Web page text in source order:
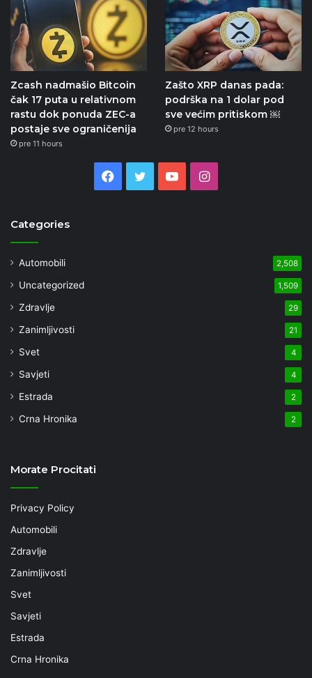
Zcash nadmašio Bitcoin
čak 17 puta u relativnom
rastu dok ponuda ZEC-a
postaje sve ograničenija
pre 11 hours
Zašto XRP danas pada:
podrška na 1 dolar pod
sve većim pritiskom ￼
pre 12 hours
Facebook
TwitterYouTubeInstagram
Categories
Automobili 2,508
Uncategorized 1,509
Zdravlje 29
Zanimljivosti 21
Svet 4
Savjeti 4
Estrada 2
Crna Hronika 2
Morate Procitati
Privacy Policy
Automobili
Zdravlje
Zanimljivosti
Svet
Savjeti
Estrada
Crna Hronika